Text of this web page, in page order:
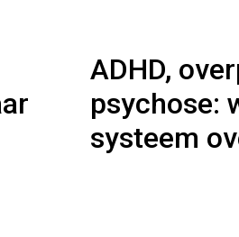
ADHD,
psychose:
systeem